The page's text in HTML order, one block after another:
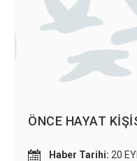
ÖNCE HAYAT
Haber Tarihi: 20